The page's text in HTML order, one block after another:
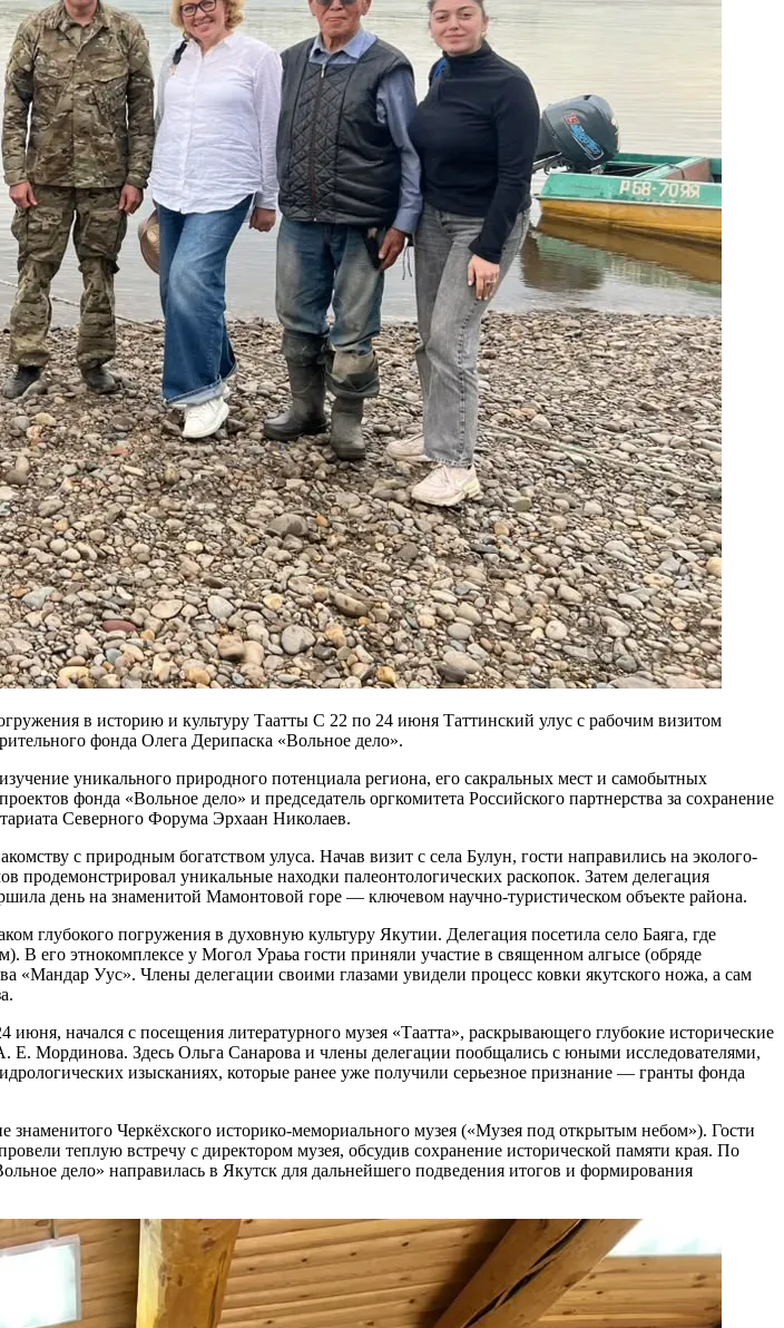
в историю и культуру Таатты С 22 по 24 июня Таттинский улус с рабочим визитом
фонда Олега Дерипаска «Вольное дело».
уникального природного потенциала региона, его сакральных мест и самобытных
фонда «Вольное дело» и председатель оргкомитета Российского партнерства за сохранение
Северного Форума Эрхаан Николаев.
с природным богатством улуса. Начав визит с села Булун, гости направились на эколого-
уникальные находки палеонтологических раскопок. Затем делегация
день на знаменитой Мамонтовой горе — ключевом научно-туристическом объекте района.
глубокого погружения в духовную культуру Якутии. Делегация посетила село Баяга, где
его этнокомплексе у Могол Ураьа гости приняли участие в священном алгысе (обряде
«Мандар Уус». Члены делегации своими глазами увидели процесс ковки якутского ножа, а сам
начался с посещения литературного музея «Таатта», раскрывающего глубокие исторические
Е. Мординова. Здесь Ольга Санарова и члены делегации пообщались с юными исследователями,
изысканиях, которые ранее уже получили серьезное признание — гранты фонда
Черкёхского историко-мемориального музея («Музея под открытым небом»). Гости
теплую встречу с директором музея, обсудив сохранение исторической памяти края. По
дело» направилась в Якутск для дальнейшего подведения итогов и формирования